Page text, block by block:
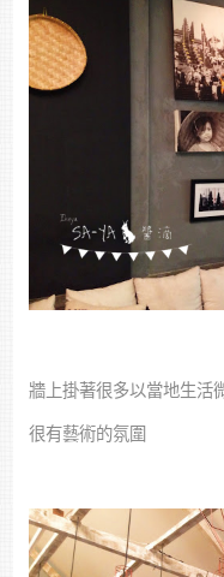
牆上掛著很多以當地生活
很有藝術的氛圍